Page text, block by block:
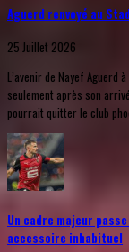
Aguerd renvoyé au
25 Juillet 2026
L’avenir de Nayef Aguerd
seulement après son
pourrait quitter le club
Un cadre majeur
accessoire inhabituel